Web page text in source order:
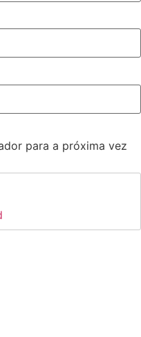
para a próxima vez